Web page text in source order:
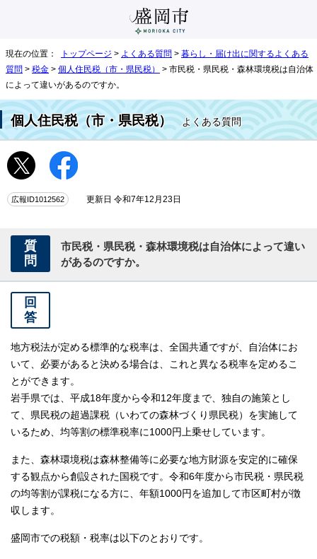
現在の位置： トップページ > よくある質問 > 暮らし・届け出に関するよくある
質問 > 税金 > 個人住民税（市・県民税）
> 市民税・県民税・森林環境税は自治体
によって違いがあるのですか。
個人住民税（市・県民税） よくある質問
広報ID1012562 更新日 令和7年12月23日
質
問
市民税・県民税・森林環境税は自治体によって違い
があるのですか。
回
答
地方税法が定める標準的な税率は、全国共通ですが、自治体にお
いて、必要があると決める場合は、これと異なる税率を定めるこ
とができます。
岩手県では、平成18年度から令和12年度まで、独自の施策とし
て、県民税の超過課税（いわての森林づくり県民税）を実施して
いるため、均等割の標準税率に1000円上乗せしています。
また、森林環境税は森林整備等に必要な地方財源を安定的に確保
する観点から創設された国税です。令和6年度から市民税・県民税
の均等割が課税になる方に、年額1000円を追加して市区町村が徴
収します。
盛岡市での税額・税率は以下のとおりです。